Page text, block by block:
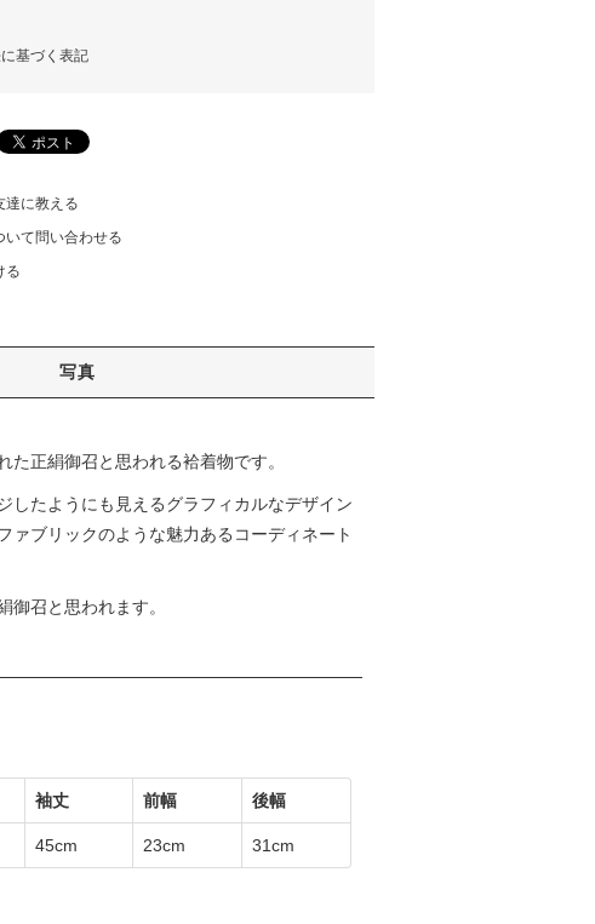
基づく表記
達に教える
いて問い合わせる
る
写真
正絹御召と思われる袷着物です。
したようにも見えるグラフィカルなデザイン
ブリックのような魅力あるコーディネート
召と思われます。
袖丈 前幅 後幅
45cm 23cm 31cm